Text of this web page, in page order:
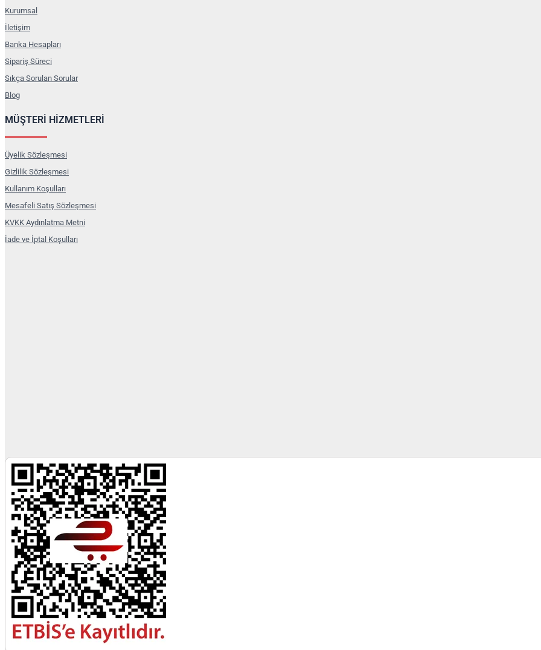
Kurumsal
İletişim
Banka Hesapları
Sipariş Süreci
Sıkça Sorulan Sorular
Blog
MÜŞTERİ HİZMETLERİ
Üyelik Sözleşmesi
Gizlilik Sözleşmesi
Kullanım Koşulları
Mesafeli Satış Sözleşmesi
KVKK Aydınlatma Metni
İade ve İptal Koşulları